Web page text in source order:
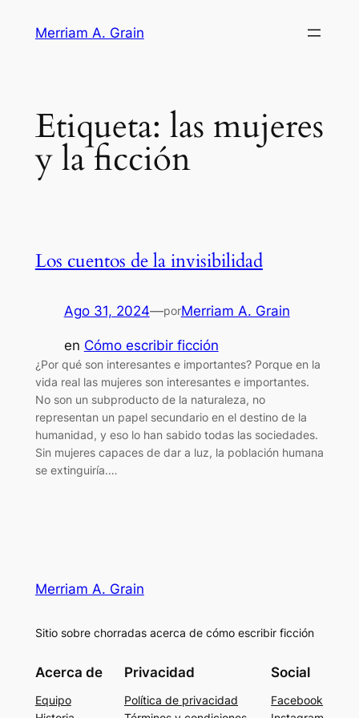
Merriam A. Grain
Etiqueta: las mujeres
y la ficción
Los cuentos de la invisibilidad
Ago 31, 2024—porMerriam A. Grain
en Cómo escribir ficción
¿Por qué son interesantes e importantes? Porque en la
vida real las mujeres son interesantes e importantes.
No son un subproducto de la naturaleza, no
representan un papel secundario en el destino de la
humanidad, y eso lo han sabido todas las sociedades.
Sin mujeres capaces de dar a luz, la población humana
se extinguiría.…
Merriam A. Grain
Sitio sobre chorradas acerca de cómo escribir ficción
Acerca de
Equipo
Privacidad
Política de privacidad
Social
Facebook